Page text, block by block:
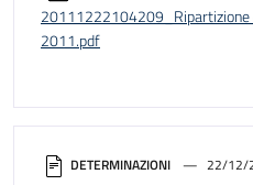
DETERMINAZIONI 22/12/
20111222104209_Ripartizione
2011.pdf